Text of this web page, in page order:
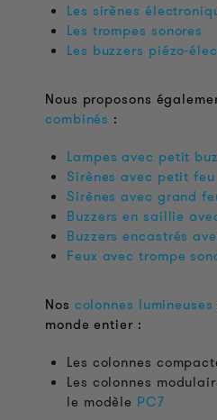
Les sirènes
Les trompes sonores
Les buzzers piézo-
Nous proposons
combinés :
Lampes avec petit
Sirènes avec petit feu
Sirènes avec grand
Buzzers en saillie
Buzzers encastrés
Feux avec trompe
Nos colonnes lumineuses
monde entier :
Les colonnes
Les colonnes
le modèle PC7